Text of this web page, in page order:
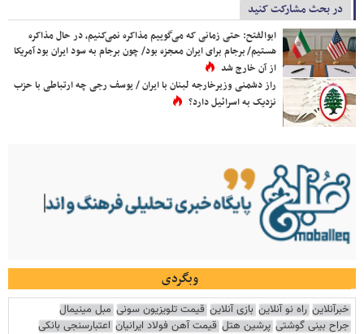
در بحث مشارکت کنید
ابوالفتح: حتی زمانی که می‌گوییم مذاکره نمی‌کنیم، در حال مذاکره
هستیم/ برجام برای ایران معجزه بود/ چون برجام به سود ایران بود آمریکا
از آن خارج شد
راز دشمنی وزیرخارجه لبنان با ایران / یوسف رجی چه ارتباطی با حزب
نزدیک به اسرائیل دارد؟
وبگردی
خبرآنلاین راه نو آنلاین بازی آنلاین قیمت تلویزیون سونی مبل مینیمال
جراح بینی گوشتی پرشین هتل قیمت آهن فولاد ایرانیان اعتبارسنجی بانکی